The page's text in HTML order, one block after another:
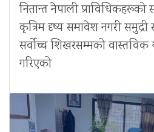
नितान्त नेपाली प्राविधिकहरूको
कृत्रिम दृष्य समावेश नगरी
सर्वोच्च शिखरसम्मको वास्तविक
गरिएको